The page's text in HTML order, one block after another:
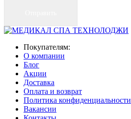
Покупателям:
О компании
Блог
Акции
Доставка
Оплата и возврат
Политика конфиденциальности
Вакансии